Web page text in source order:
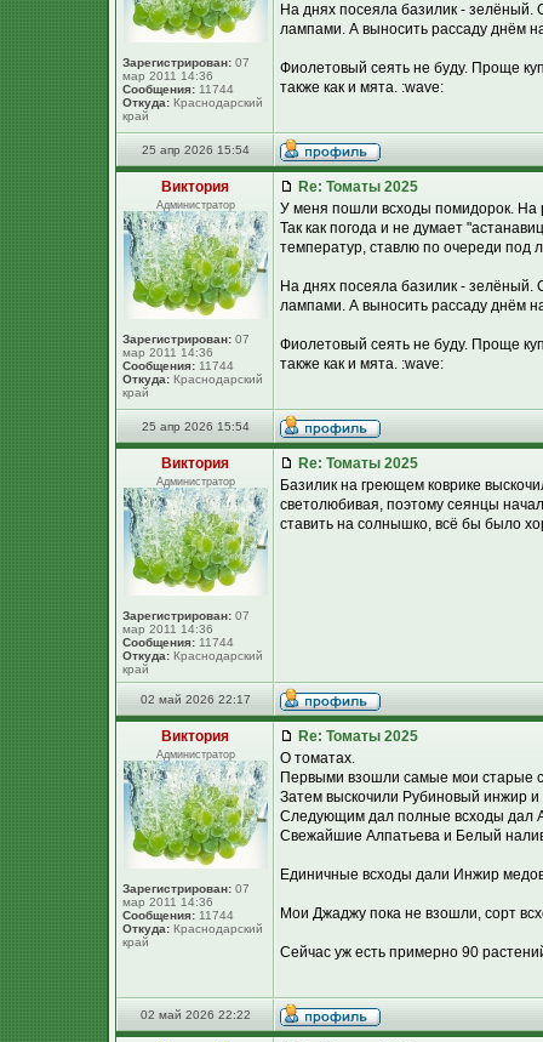
Зарегистрирован: 07
мар 2011 14:36
Сообщения: 11744
Откуда: Краснодарский
край
На днях посеяла базилик -
лампами. А выносить рассаду днём
Фиолетовый сеять не буду. Проще
также как и мята. :wave:
25 апр 2026 15:54
Виктория
Администратор
Зарегистрирован: 07
мар 2011 14:36
Сообщения: 11744
Откуда: Краснодарский
край
Re: Томаты 2025
У меня пошли всходы помидорок. На
Так как погода и не думает
температур, ставлю по очереди под
На днях посеяла базилик -
лампами. А выносить рассаду днём
Фиолетовый сеять не буду. Проще
также как и мята. :wave:
25 апр 2026 15:54
Виктория
Администратор
Зарегистрирован: 07
мар 2011 14:36
Сообщения: 11744
Откуда: Краснодарский
край
Re: Томаты 2025
Базилик на греющем коврике
светолюбивая, поэтому сеянцы
ставить на солнышко, всё бы было
02 май 2026 22:17
Виктория
Администратор
Зарегистрирован: 07
мар 2011 14:36
Сообщения: 11744
Откуда: Краснодарский
край
Re: Томаты 2025
О томатах.
Первыми взошли самые мои старые
Затем выскочили Рубиновый инжир
Следующим дал полные всходы дал
Свежайшие Алпатьева и Белый
Единичные всходы дали Инжир
Мои Джаджу пока не взошли, сорт
Сейчас уж есть примерно 90
02 май 2026 22:22